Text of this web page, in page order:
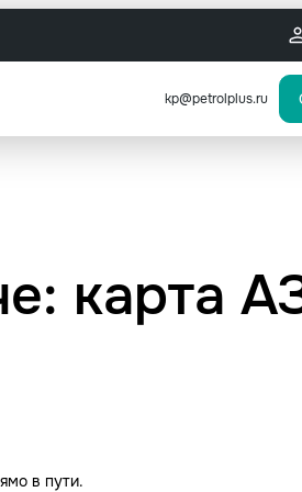
kp@petrolplus.ru
карта
в пути.